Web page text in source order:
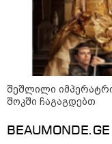
შეშლილი
შოკში ჩაგაგდებთ
BEAUMONDE.GE